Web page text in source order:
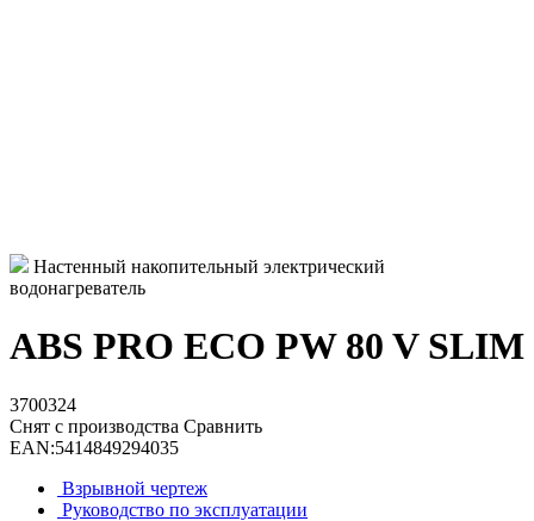
Настенный накопительный электрический
водонагреватель
ABS PRO ECO PW 80 V SLIM
3700324
Снят с производства Сравнить
EAN:5414849294035
Взрывной чертеж
Руководство по эксплуатации